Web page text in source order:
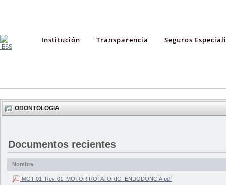
Institución Transparencia Seguros
ODONTOLOGIA
Documentos recientes
Nombre
MOT-01_Rev-01_MOTOR ROTATORIO_ENDODONCIA.pdf